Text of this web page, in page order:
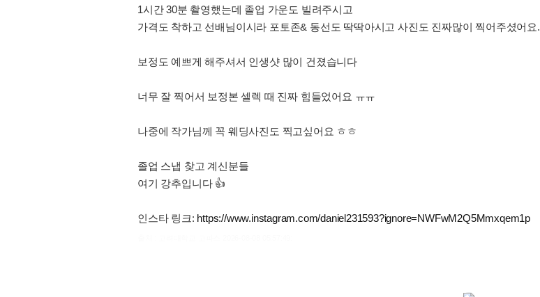
1시간 30분 촬영했는데 졸업 가운도 빌려주시고
가격도 착하고 선배님이시라 포토존& 동선도 딱딱아시고 사진도 진짜많이 찍어주셨어요.
보정도 예쁘게 해주셔서 인생샷 많이 건졌습니다
너무 잘 찍어서 보정본 셀렉 때 진짜 힘들었어요 ㅠㅠ
나중에 작가님께 꼭 웨딩사진도 찍고싶어요 ㅎㅎ
졸업 스냅 찾고 계신분들
여기 강추입니다 👍
인스타 링크: https://www.instagram.com/daniel231593?ignore=NWFwM2Q5Mmxqem1p